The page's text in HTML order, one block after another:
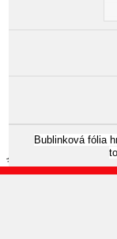
Bublinková fólia